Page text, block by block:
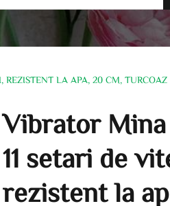
REZISTENT LA APA, 20 CM, TURCOAZ
Vibrator Mina
11 setari de
rezistent la